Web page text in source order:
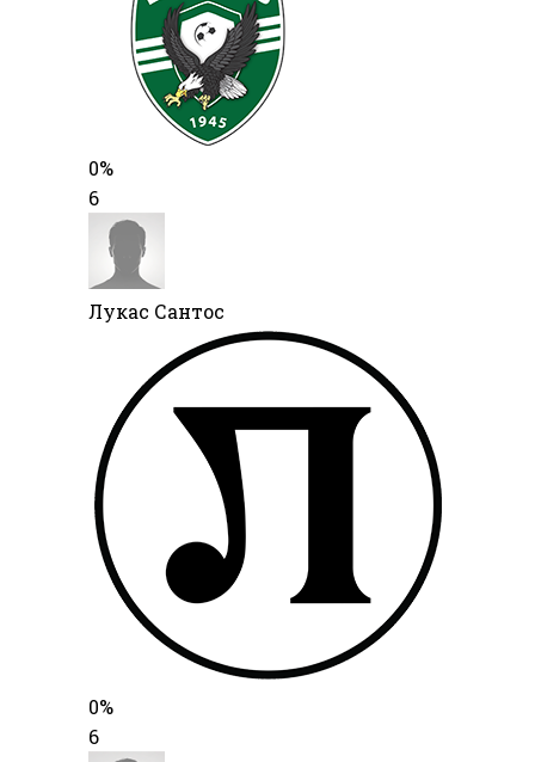
0%
6
Лукас Сантос
0%
6